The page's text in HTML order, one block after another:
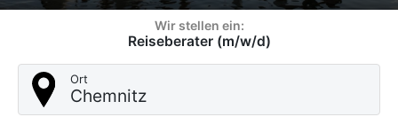
Wir stellen ein:
Reiseberater (m/w/d)
Ort
Chemnitz